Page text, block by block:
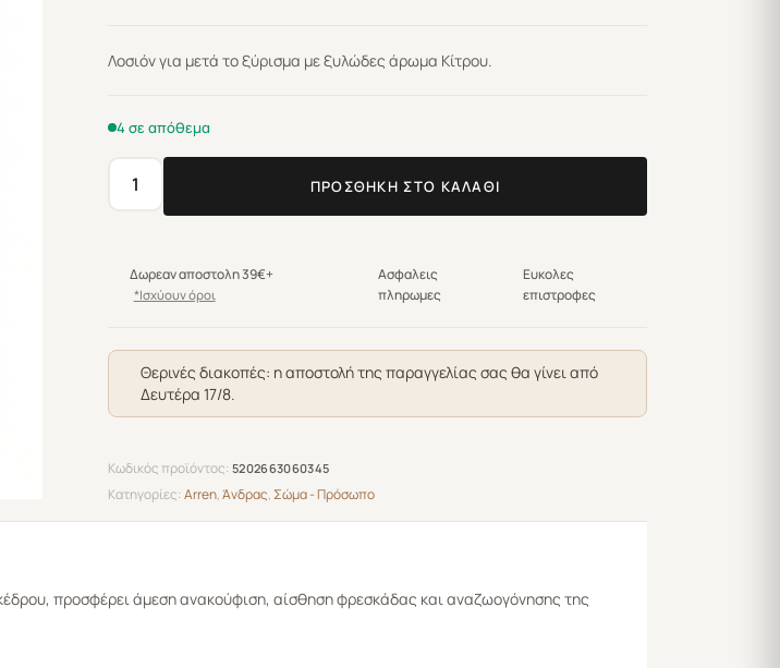
Λοσιόν για μετά το ξύρισμα με ξυλώδες άρωμα Κίτρου.
4 σε απόθεμα
Arren
Woody
Citrus
Shave
Lotion
200ml
ποσότητα
ΠΡΟΣΘΉΚΗ ΣΤΟ ΚΑΛΆΘΙ
Δωρεαν αποστολη 39€+
*Ισχύουν όροι
Ασφαλεις
πληρωμες
Ευκολες
επιστροφες
Θερινές διακοπές: η αποστολή της παραγγελίας σας θα γίνει από
Δευτέρα 17/8.
Κωδικός προϊόντος: 5202663060345
Κατηγορίες:Arren,Άνδρας,Σώμα - Πρόσωπο
προσφέρει άμεση ανακούφιση, αίσθηση φρεσκάδας και αναζωογόνησης της